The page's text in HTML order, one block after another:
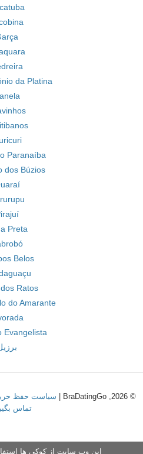
da Platina
Paranaíba
dos Búzios
Preta
Belos
Ratos
do Amarante
Evangelista
© 2026, BraDatingGo | سیاست حفظ
تماس
این وب سایت از کوکی ها